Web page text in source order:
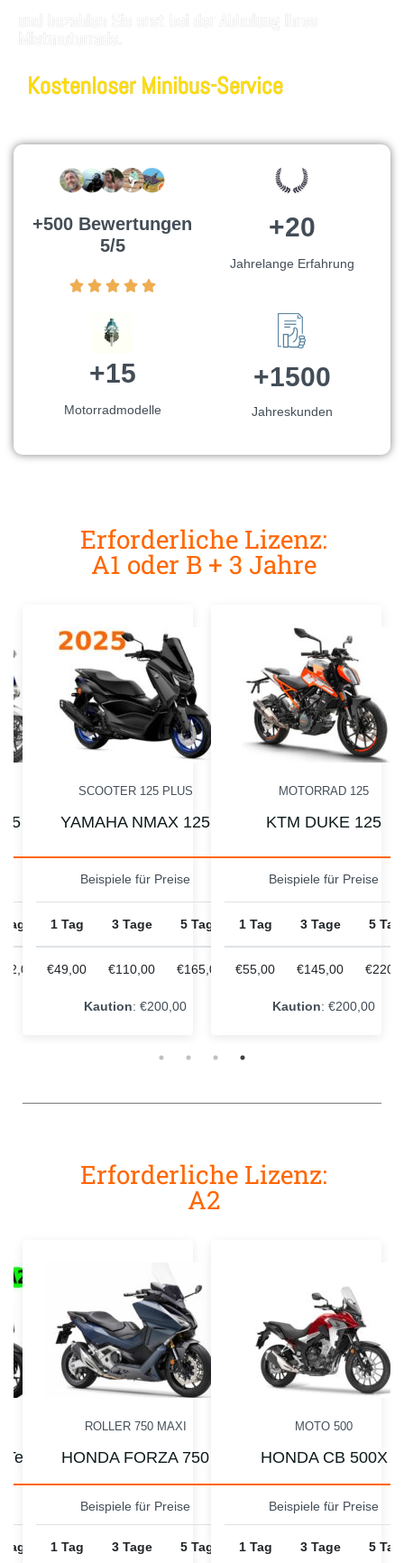
Kostenloser Minibus-Service
+500 Bewertungen
5/5
+20
Jahrelange Erfahrung
+15
Motorradmodelle
+1500
Jahreskunden
Erforderliche Lizenz:
A1 oder B + 3 Jahre
SCOOTER 125 PLUS
YAMAHA NMAX 125
Beispiele für Preise
1 Tag 3 Tage 5 Tage
€49,00 €110,00 €165,00
Kaution: €200,00
MOTORRAD 125
KTM DUKE 125
Beispiele für Preise
1 Tag 3 Tage 5
€55,00 €145,00
Kaution: €200,00
Erforderliche Lizenz:
A2
ROLLER 750 MAXI
HONDA FORZA 750
Beispiele für Preise
1 Tag 3 Tage 5 Tage
MOTO 500
HONDA CB 500X
Beispiele für Preise
1 Tag 3 Tage 5